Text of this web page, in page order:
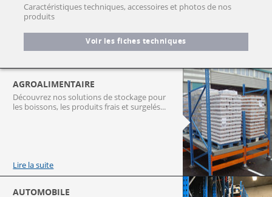
Caractéristiques techniques, accessoires et photos de nos
produits
Voir les fiches techniques
AGROALIMENTAIRE
Découvrez nos solutions de stockage pour
les boissons, les produits frais et surgelés...
Lire la suite
AUTOMOBILE